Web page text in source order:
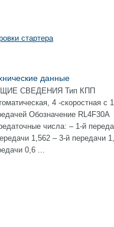
стартера
данные
СВЕДЕНИЯ Тип КПП
4 -скоростная с
Обозначение RL4F30А
числа: – 1-й
1,562 – 3-й передачи
0,6 ...